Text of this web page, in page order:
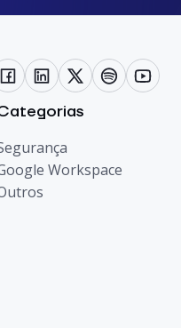
Workspace